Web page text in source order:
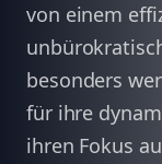
von einem
besonders
für ihre
ihren Fokus